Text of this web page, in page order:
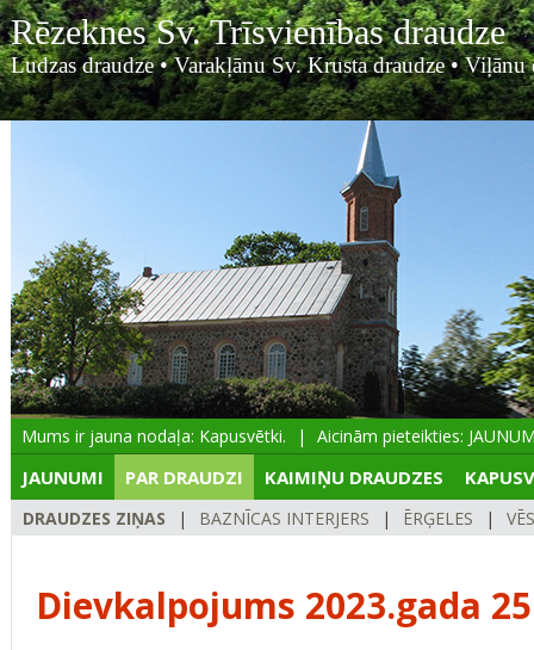
Rēzeknes Sv. Trīsvienības draudze
Ludzas draudze•Varakļānu Sv. Krusta draudze•Viļānu
Mums ir jauna nodaļa: Kapusvētki. Aicinām pieteikties:
JAUNUMI PAR DRAUDZI KAIMIŅU DRAUDZES
DRAUDZES ZIŅAS | BAZNĪCAS INTERJERS | ĒRĢELES |
Dievkalpojums 2023.gada